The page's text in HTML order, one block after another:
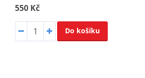
550 Kč
Do košíku